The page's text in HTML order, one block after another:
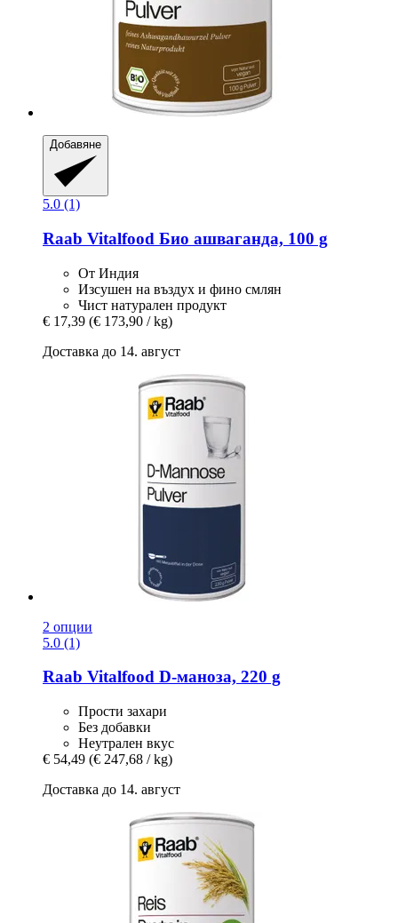
Добавяне
5.0 (1)
Raab Vitalfood Био ашваганда, 100 g
От Индия
Изсушен на въздух и фино смлян
Чист натурален продукт
€ 17,39 (€ 173,90 / kg)
Доставка до 14. август
2 опции
5.0 (1)
Raab Vitalfood D-​маноза, 220 g
Прости захари
Без добавки
Неутрален вкус
€ 54,49 (€ 247,68 / kg)
Доставка до 14. август